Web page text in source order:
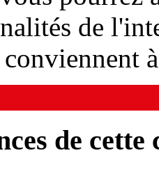
de
de cette